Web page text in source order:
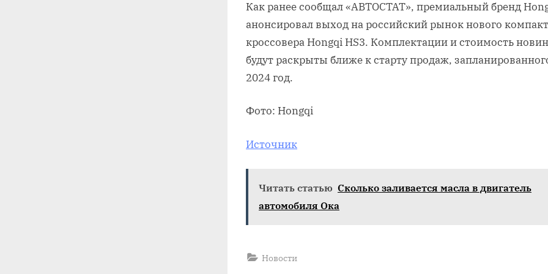
Как ранее сообщал «АВТОСТАТ», премиальный бренд
анонсировал выход на российский рынок нового
кроссовера Hongqi HS3. Комплектации и стоимость
будут раскрыты ближе к старту продаж,
2024 год.
Фото: Hongqi
Источник
Читать статью Сколько заливается масла в двигатель
автомобиля Ока
Новости